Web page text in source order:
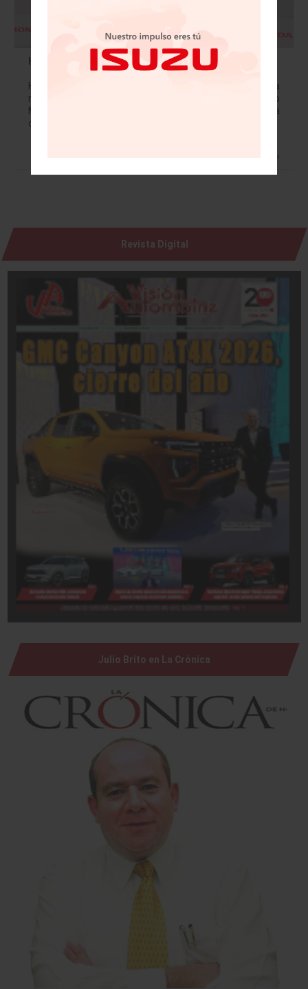
Honda anuncia Nuevo Presidente y CEO
Honda Motor Co., Ltd. anunció que, después de una
reunión de la Junta Directiva de la compañía, Toshihiro
Mibe, actualmente Director Ejecutivo Senior de la
compañía, fue nombrado el próximo…
Leer más »
Revista Digital
Julio Brito en La Crónica